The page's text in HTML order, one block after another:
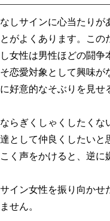
しサインに心当たりが
がよくあります。こ
女性は男性ほどの闘
恋愛対象として興味
好意的なそぶりを見せ
らぎくしゃくしたくな
として仲良くしたい
く声をかけると、逆に
イン女性を振り向かせ
せん。